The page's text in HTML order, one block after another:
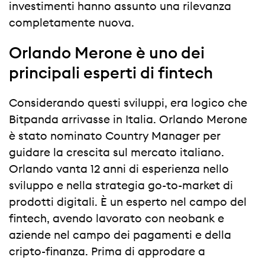
investimenti hanno assunto una rilevanza
completamente nuova.
Orlando Merone è uno dei
principali esperti di fintech
Considerando questi sviluppi, era logico che
Bitpanda arrivasse in Italia. Orlando Merone
è stato nominato Country Manager per
guidare la crescita sul mercato italiano.
Orlando vanta 12 anni di esperienza nello
sviluppo e nella strategia go-to-market di
prodotti digitali. È un esperto nel campo del
fintech, avendo lavorato con neobank e
aziende nel campo dei pagamenti e della
cripto-finanza. Prima di approdare a